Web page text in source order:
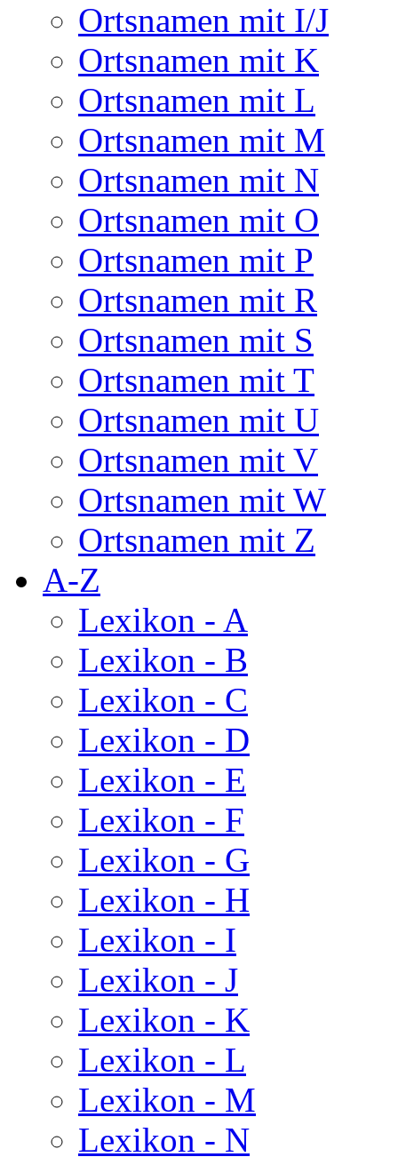
Ortsnamen mit I/J
Ortsnamen mit K
Ortsnamen mit L
Ortsnamen mit M
Ortsnamen mit N
Ortsnamen mit O
Ortsnamen mit P
Ortsnamen mit R
Ortsnamen mit S
Ortsnamen mit T
Ortsnamen mit U
Ortsnamen mit V
Ortsnamen mit W
Ortsnamen mit Z
A-Z
Lexikon - A
Lexikon - B
Lexikon - C
Lexikon - D
Lexikon - E
Lexikon - F
Lexikon - G
Lexikon - H
Lexikon - I
Lexikon - J
Lexikon - K
Lexikon - L
Lexikon - M
Lexikon - N